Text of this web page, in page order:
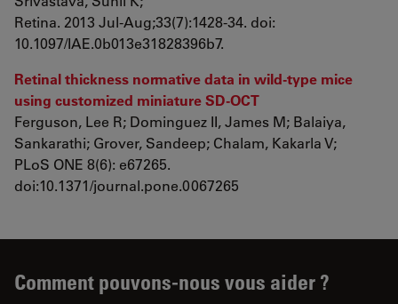
Retina. 2013 Jul-Aug;33(7):1428-34. doi:
10.1097/IAE.0b013e31828396b7.
Retinal thickness normative data in wild-type mice
using customized miniature SD-OCT
Ferguson, Lee R; Dominguez II, James M; Balaiya,
Sankarathi; Grover, Sandeep; Chalam, Kakarla V;
PLoS ONE 8(6): e67265.
doi:10.1371/journal.pone.0067265
Comment pouvons-nous vous aider ?